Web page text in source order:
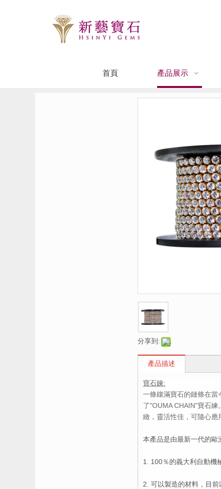
首頁 產品展示
分享到:
產品描述
寶石鍊:
一條鑲滿寶石的鏈條在當
了"OUMA CHAIN"寶石
緻，靈活性佳，可隨心應
本產品是由最新一代的歐
1. 100％的義大利自動機
2. 可以製造的材料，目